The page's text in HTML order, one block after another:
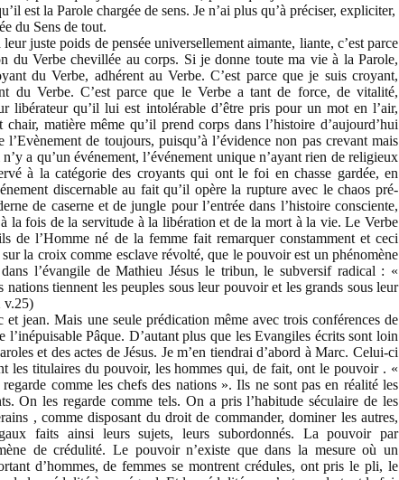
est la Parole chargée de sens. Je n’ai plus qu’à préciser, expliciter,
du Sens de tout.
juste poids de pensée universellement aimante, liante, c’est parce
du Verbe chevillée au corps. Si je donne toute ma vie à la Parole,
du Verbe, adhérent au Verbe. C’est parce que je suis croyant,
du Verbe. C’est parce que le Verbe a tant de force, de vitalité,
libérateur qu’il lui est intolérable d’être pris pour un mot en l’air,
chair, matière même qu’il prend corps dans l’histoire d’aujourd’hui
l’Evènement de toujours, puisqu’à l’évidence non pas crevant mais
a qu’un événement, l’événement unique n’ayant rien de religieux
à la catégorie des croyants qui ont le foi en chasse gardée, en
discernable au fait qu’il opère la rupture avec le chaos pré-
de caserne et de jungle pour l’entrée dans l’histoire consciente,
à la fois de la servitude à la libération et de la mort à la vie. Le Verbe
de l’Homme né de la femme fait remarquer constamment et ceci
la croix comme esclave révolté, que le pouvoir est un phénomène
dans l’évangile de Mathieu Jésus le tribun, le subversif radical : «
nations tiennent les peuples sous leur pouvoir et les grands sous leur
v.25)
jean. Mais une seule prédication même avec trois conférences de
l’inépuisable Pâque. D’autant plus que les Evangiles écrits sont loin
et des actes de Jésus. Je m’en tiendrai d’abord à Marc. Celui-ci
les titulaires du pouvoir, les hommes qui, de fait, ont le pouvoir . «
comme les chefs des nations ». Ils ne sont pas en réalité les
On les regarde comme tels. On a pris l’habitude séculaire de les
, comme disposant du droit de commander, dominer les autres,
faits ainsi leurs sujets, leurs subordonnés. La pouvoir par
de crédulité. Le pouvoir n’existe que dans la mesure où un
d’hommes, de femmes se montrent crédules, ont pris le pli, le